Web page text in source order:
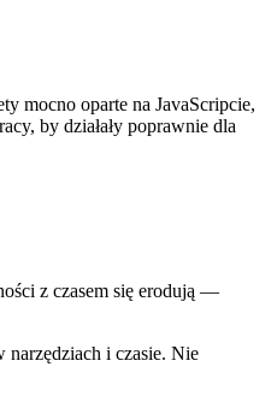
mocno oparte na JavaScripcie,
by działały poprawnie dla
z czasem się erodują —
i czasie. Nie